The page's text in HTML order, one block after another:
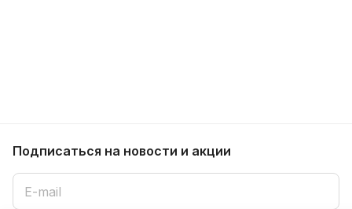
Подписаться на новости и акции